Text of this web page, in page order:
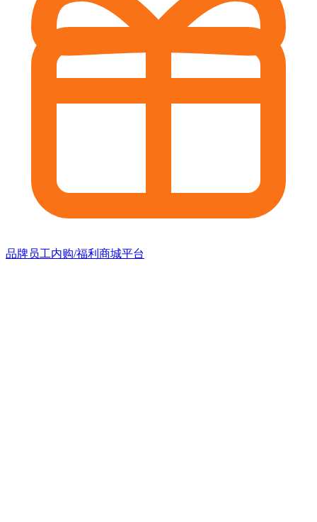
品牌员工内购/福利商城平台